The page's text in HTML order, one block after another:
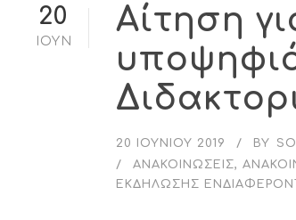
20
ΙΟΎΝ
Αίτηση
20 ΙΟΥΝΊΟΥ 2019 BY
ΑΝΑΚΟΙΝΏΣΕΙΣ,
ΕΚΔΉΛΩΣΗΣ